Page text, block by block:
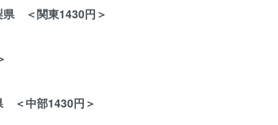
＜関東1430円＞
中部1430円＞